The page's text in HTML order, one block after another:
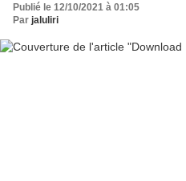
Publié le 12/10/2021 à 01:05
Par jaluliri